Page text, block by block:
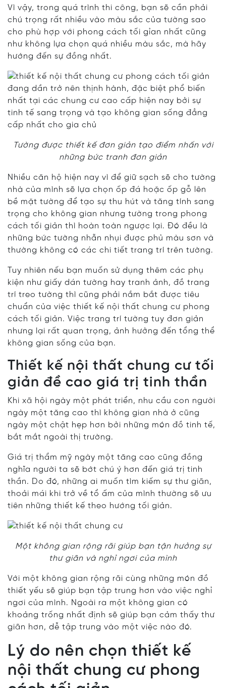
Vì vậy, trong quá trình thi công, bạn sẽ cần phải
chú trọng rất nhiều vào màu sắc của tường sao
cho phù hợp với phong cách tối gỉan nhất cũng
như không lựa chọn quá nhiều màu sắc, mà hãy
hướng đến sự đồng nhất.
Tường được thiết kế đơn giản tạo điểm nhấn với
những bức tranh đơn giản
Nhiều căn hộ hiện nay vì để giữ sạch sẽ cho tường
nhà của mình sẽ lựa chọn ốp đá hoặc ốp gỗ lên
bề mặt tường để tạo sự thu hút và tăng tính sang
trọng cho không gian nhưng tường trong phong
cách tối giản thì hoàn toàn ngược lại. Đó đều là
những bức tường nhẵn nhụi được phủ màu sơn và
thường không có các chi tiết trang trí trên tường.
Tuy nhiên nếu bạn muốn sử dụng thêm các phụ
kiện như giấy dán tường hay tranh ảnh, đồ trang
trí treo tường thì cũng phải nắm bắt được tiêu
chuẩn của việc thiết kế nội thất chung cư phong
cách tối giản. Việc trang trí tường tuy đơn giản
nhưng lại rất quan trọng, ảnh hưởng đến tổng thể
không gian sống của bạn.
Thiết kế nội thất chung cư tối
giản đề cao giá trị tinh thần
Khi xã hội ngày một phát triển, nhu cầu con người
ngày một tăng cao thì không gian nhà ở cũng
ngày một chật hẹp hơn bởi những món đồ tinh tế,
bắt mắt ngoài thị trường.
Giá trị thẩm mỹ ngày một tăng cao cũng đồng
nghĩa người ta sẽ bớt chú ý hơn đến giá trị tinh
thần. Do đó, những ai muốn tìm kiếm sự thư giãn,
thoải mái khi trở về tổ ấm của mình thường sẽ ưu
tiên những thiết kế theo hướng tối giản.
Một không gian rộng rãi giúp bạn tận hưởng sự
thư giãn và nghỉ ngơi của mình
Với một không gian rộng rãi cùng những món đồ
thiết yếu sẽ giúp bạn tập trung hơn vào việc nghỉ
ngơi của mình. Ngoài ra một không gian có
khoảng trống nhất định sẽ giúp bạn cảm thấy thư
giãn hơn, dễ tập trung vào một việc nào đó.
Lý do nên chọn thiết kế
nội thất chung cư phong